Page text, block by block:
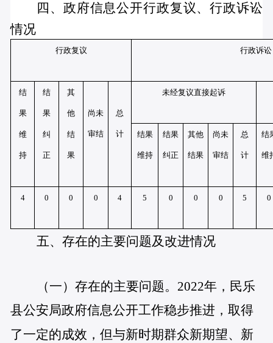
四、政府信息公开行政复议、行政诉讼
情况
行政复议 行政诉讼
结
果
维
持
结
果
纠
正
其
他
结
果
尚未
审结
总
计
未经复议直接起诉
结果
维持
结果
纠正
其他
结果
尚未
审结
总
计
结
维
4 0 0 0 4 5 0 0 0 5 0
五、存在的主要问题及改进情况
（一）存在的主要问题。 2022年，民乐
县公安局政府信息公开工作稳步推进，取得
了一定的成效，但与新时期群众新期望、新